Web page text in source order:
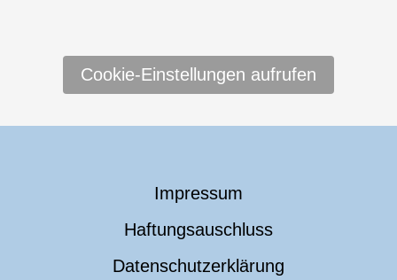
Cookie-Einstellungen aufrufen
Impressum
Haftungsauschluss
Datenschutzerklärung